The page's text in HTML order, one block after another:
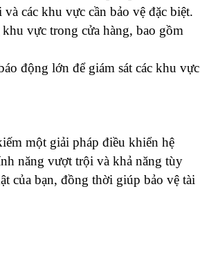
các khu vực cần bảo vệ đặc biệt.
vực trong cửa hàng, bao gồm
động lớn để giám sát các khu vực
một giải pháp điều khiển hệ
năng vượt trội và khả năng tùy
của bạn, đồng thời giúp bảo vệ tài